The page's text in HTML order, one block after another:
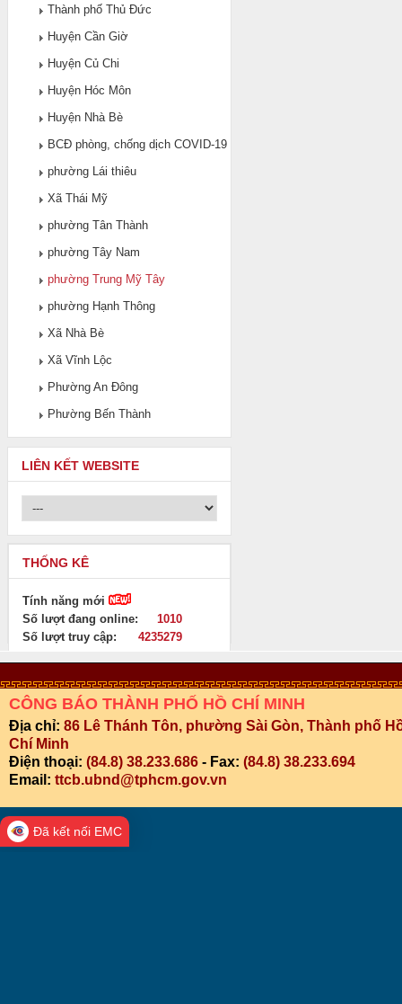
Thành phố Thủ Đức
Huyện Cần Giờ
Huyện Củ Chi
Huyện Hóc Môn
Huyện Nhà Bè
BCĐ phòng, chống dịch COVID-19
phường Lái thiêu
Xã Thái Mỹ
phường Tân Thành
phường Tây Nam
phường Trung Mỹ Tây
phường Hạnh Thông
Xã Nhà Bè
Xã Vĩnh Lộc
Phường An Đông
Phường Bến Thành
LIÊN KẾT WEBSITE
THỐNG KÊ
Tính năng mới
Số lượt đang online:
1010
Số lượt truy cập:
4235279
CÔNG BÁO THÀNH PHỐ HỒ CHÍ MINH
Địa chỉ: 86 Lê Thánh Tôn, phường Sài Gòn, Thành phố
Chí Minh
Điện thoại: (84.8) 38.233.686 - Fax: (84.8) 38.233.694
Email: ttcb.ubnd@tphcm.gov.vn
Đã kết nối EMC